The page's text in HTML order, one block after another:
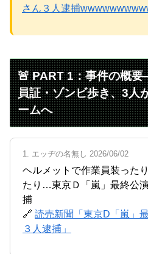
さん３人逮捕
🚨 PART 1：事件の概
員証・ゾンビ歩き、3人
ームへ
1. エッヂの名無し 2026/06/02
ヘルメットで作業員装った
たり…東京Ｄ「嵐」最終公
捕
🔗 読売新聞「東京D「嵐」
３人逮捕」